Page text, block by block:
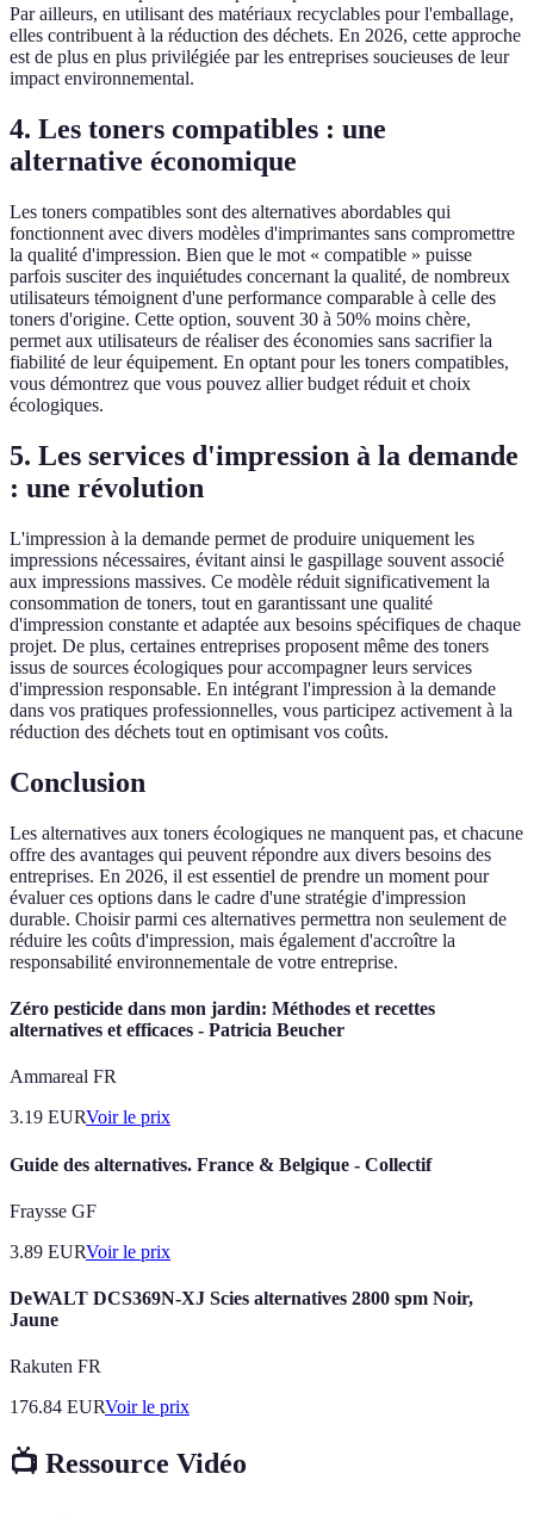
Par ailleurs, en utilisant des matériaux recyclables pour l'emballage,
elles contribuent à la réduction des déchets. En 2026, cette approche
est de plus en plus privilégiée par les entreprises soucieuses de leur
impact environnemental.
4. Les toners compatibles : une
alternative économique
Les toners compatibles sont des alternatives abordables qui
fonctionnent avec divers modèles d'imprimantes sans compromettre
la qualité d'impression. Bien que le mot « compatible » puisse
parfois susciter des inquiétudes concernant la qualité, de nombreux
utilisateurs témoignent d'une performance comparable à celle des
toners d'origine. Cette option, souvent 30 à 50% moins chère,
permet aux utilisateurs de réaliser des économies sans sacrifier la
fiabilité de leur équipement. En optant pour les toners compatibles,
vous démontrez que vous pouvez allier budget réduit et choix
écologiques.
5. Les services d'impression à la demande
: une révolution
L'impression à la demande permet de produire uniquement les
impressions nécessaires, évitant ainsi le gaspillage souvent associé
aux impressions massives. Ce modèle réduit significativement la
consommation de toners, tout en garantissant une qualité
d'impression constante et adaptée aux besoins spécifiques de chaque
projet. De plus, certaines entreprises proposent même des toners
issus de sources écologiques pour accompagner leurs services
d'impression responsable. En intégrant l'impression à la demande
dans vos pratiques professionnelles, vous participez activement à la
réduction des déchets tout en optimisant vos coûts.
Conclusion
Les alternatives aux toners écologiques ne manquent pas, et chacune
offre des avantages qui peuvent répondre aux divers besoins des
entreprises. En 2026, il est essentiel de prendre un moment pour
évaluer ces options dans le cadre d'une stratégie d'impression
durable. Choisir parmi ces alternatives permettra non seulement de
réduire les coûts d'impression, mais également d'accroître la
responsabilité environnementale de votre entreprise.
Zéro pesticide dans mon jardin: Méthodes et recettes
alternatives et efficaces - Patricia Beucher
Ammareal FR
3.19 EURVoir le prix
Guide des alternatives. France & Belgique - Collectif
Fraysse GF
3.89 EURVoir le prix
DeWALT DCS369N-XJ Scies alternatives 2800 spm Noir,
Jaune
Rakuten FR
176.84 EURVoir le prix
📺 Ressource Vidéo